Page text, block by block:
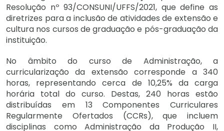
Resolução nº 93/CONSUNI/UFFS/2021, que define as
diretrizes para a inclusão de atividades de extensão e
cultura nos cursos de graduação e pós-graduação da
instituição.
No âmbito do curso de Administração, a
curricularização da extensão corresponde a 340
horas, representando cerca de 10,25% da carga
horária total do curso. Destas, 240 horas estão
distribuídas em 13 Componentes Curriculares
Regularmente Ofertados (CCRs), que incluem
disciplinas como Administração da Produção II,